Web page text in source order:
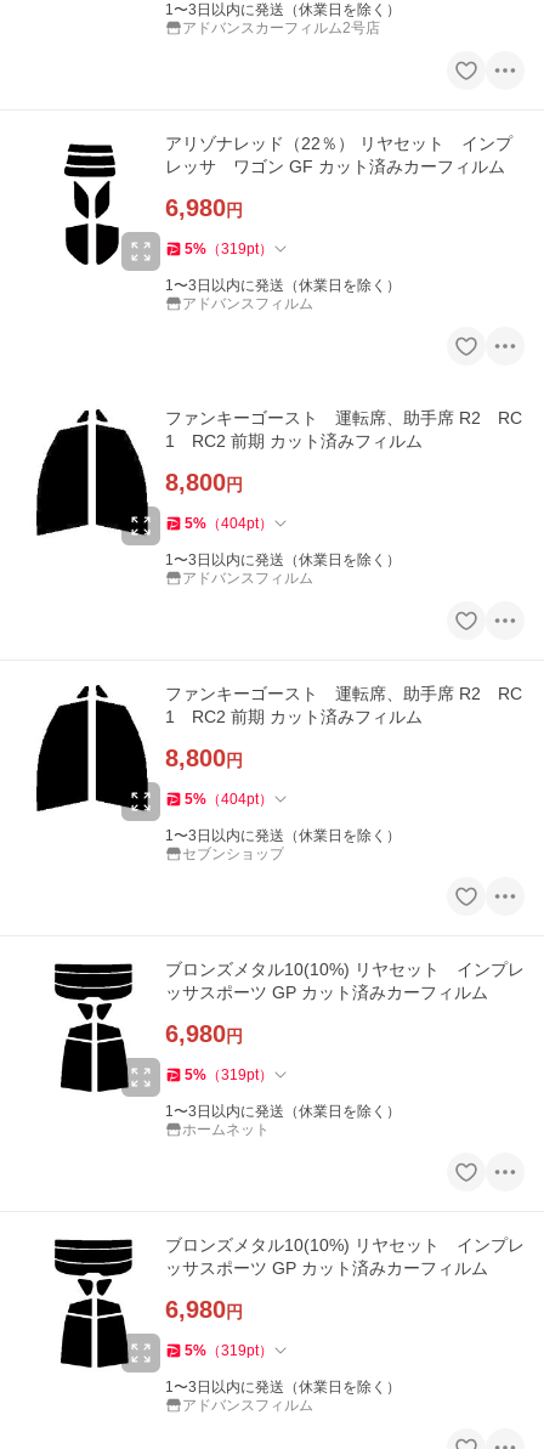
1〜3日以内に発送（休業日を除く）
アドバンスカーフィルム2号店
アリゾナレッド（22％） リヤセット インプ
レッサ ワゴン GF カット済みカーフィルム
6,980円
5% （319pt）
1〜3日以内に発送（休業日を除く）
アドバンスフィルム
ファンキーゴースト 運転席、助手席 R2 RC
1 RC2 前期 カット済みフィルム
8,800円
5% （404pt）
1〜3日以内に発送（休業日を除く）
アドバンスフィルム
ファンキーゴースト 運転席、助手席 R2 RC
1 RC2 前期 カット済みフィルム
8,800円
5% （404pt）
1〜3日以内に発送（休業日を除く）
セブンショップ
ブロンズメタル10(10%) リヤセット インプレ
ッサスポーツ GP カット済みカーフィルム
6,980円
5% （319pt）
1〜3日以内に発送（休業日を除く）
ホームネット
ブロンズメタル10(10%) リヤセット インプレ
ッサスポーツ GP カット済みカーフィルム
6,980円
5% （319pt）
1〜3日以内に発送（休業日を除く）
アドバンスフィルム